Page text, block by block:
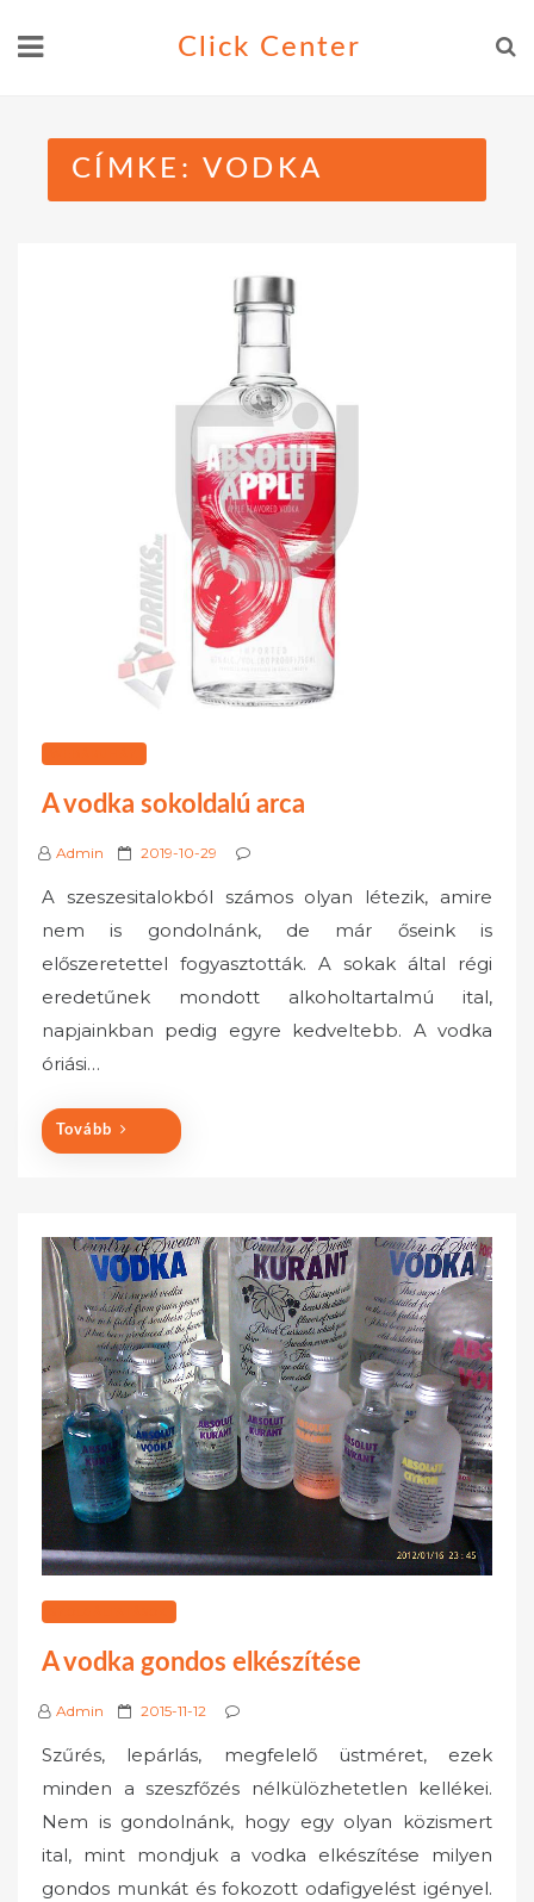
Click Center
CÍMKE: VODKA
A vodka sokoldalú arca
Admin
P
s
e
d
o
2019-10-29
A szeszesitalokból számos olyan létezik, amire
nem is gondolnánk, de már őseink is
előszeretettel fogyasztották. A sokak által régi
eredetűnek mondott alkoholtartalmú ital,
napjainkban pedig egyre kedveltebb. A vodka
óriási…
Tovább
A vodka gondos elkészítése
Admin
P
s
t
e
o
2015-11-12
Szűrés, lepárlás, megfelelő üstméret, ezek
minden a szeszfőzés nélkülözhetetlen kellékei.
Nem is gondolnánk, hogy egy olyan közismert
ital, mint mondjuk a vodka elkészítése milyen
gondos munkát és fokozott odafigyelést igényel.